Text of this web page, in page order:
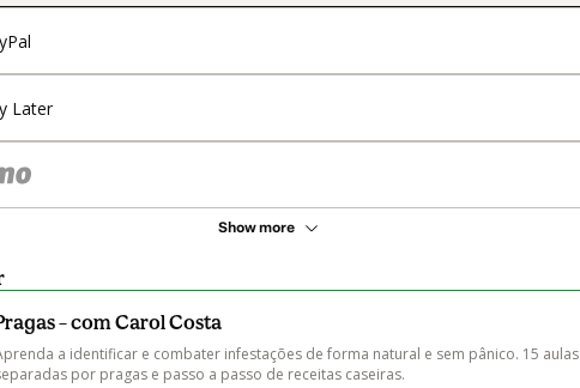
Later
Show more
– com Carol Costa
a identificar e combater infestações de forma natural e sem pânico. 15 aulas
por pragas e passo a passo de receitas caseiras.